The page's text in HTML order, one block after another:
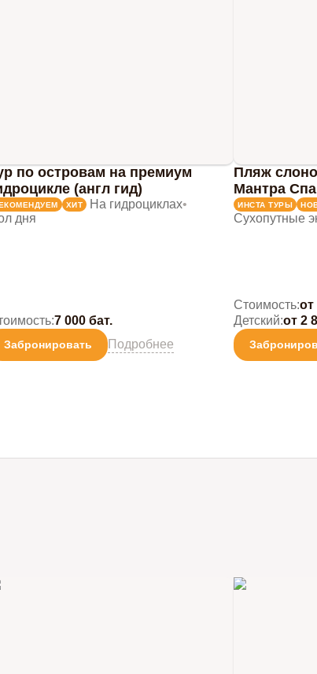
по островам на премиум
(англ гид)
ХИТ На гидроциклах•
дня
7 000 бат.
Забронировать Подробнее
Пляж
Мантра Спа
ИНСТА ТУРЫ
Сухопутные
Стоимость:от
Детский:от 2